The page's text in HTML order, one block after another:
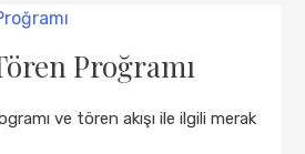
Proğramı
ve tören akışı ile ilgili merak